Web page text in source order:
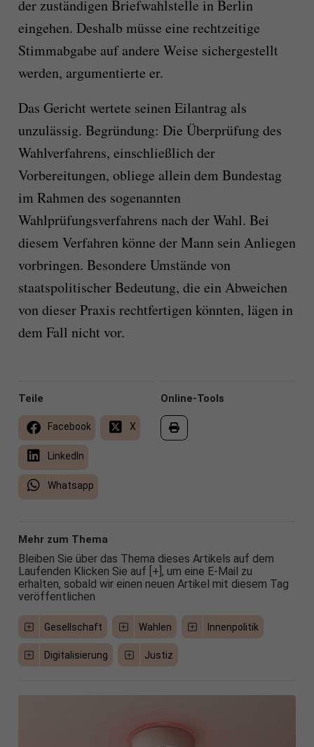
der zuständigen Briefwahlstelle in Berlin
eingehen. Deshalb müsse eine rechtzeitige
Stimmabgabe auf andere Weise sichergestellt
werden, argumentierte er.
Das Gericht wertete seinen Eilantrag als
unzulässig. Begründung: Die Überprüfung des
Wahlverfahrens, einschließlich der
Vorbereitungen, obliege allein dem Bundestag
im Rahmen des sogenannten
Wahlprüfungsverfahrens nach der Wahl. Bei
diesem Verfahren könne der Mann sein Anliegen
vorbringen. Besondere Umstände von
staatspolitischer Bedeutung, die ein Abweichen
von dieser Praxis rechtfertigen könnten, lägen in
dem Fall nicht vor.
Online-Tools
Teile
Facebook X
LinkedIn
Whatsapp
Mehr zum Thema
Bleiben Sie über das Thema dieses Artikels auf dem
Laufenden Klicken Sie auf [+], um eine E-Mail zu
erhalten, sobald wir einen neuen Artikel mit diesem Tag
veröffentlichen
Gesellschaft Wahlen Innenpolitik
Digitalisierung Justiz